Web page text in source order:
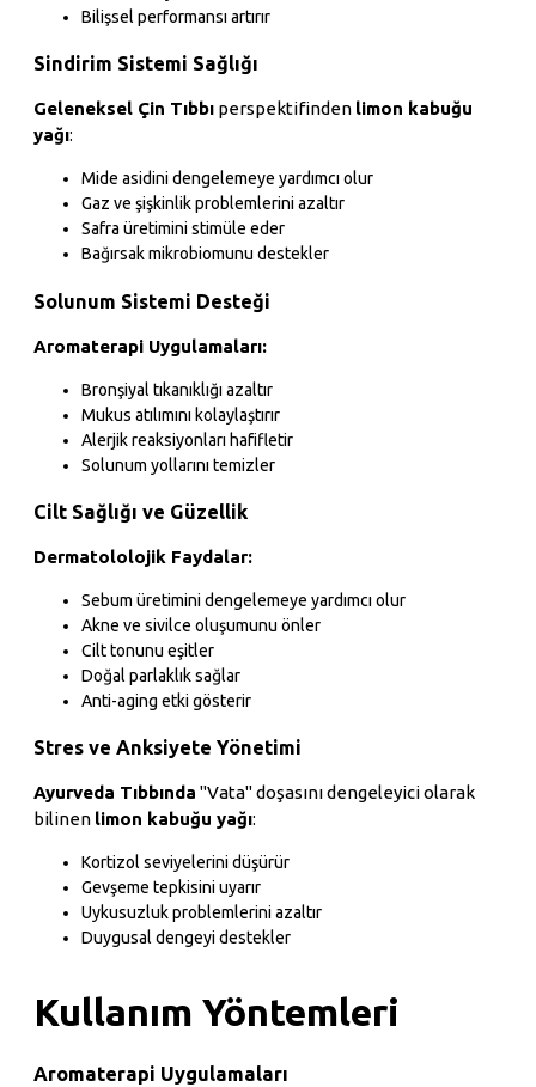
Bilişsel performansı artırır
Sindirim Sistemi Sağlığı
Geleneksel Çin Tıbbı perspektifinden limon kabuğu
yağı:
Mide asidini dengelemeye yardımcı olur
Gaz ve şişkinlik problemlerini azaltır
Safra üretimini stimüle eder
Bağırsak mikrobiomunu destekler
Solunum Sistemi Desteği
Aromaterapi Uygulamaları:
Bronşiyal tıkanıklığı azaltır
Mukus atılımını kolaylaştırır
Alerjik reaksiyonları hafifletir
Solunum yollarını temizler
Cilt Sağlığı ve Güzellik
Dermatololojik Faydalar:
Sebum üretimini dengelemeye yardımcı olur
Akne ve sivilce oluşumunu önler
Cilt tonunu eşitler
Doğal parlaklık sağlar
Anti-aging etki gösterir
Stres ve Anksiyete Yönetimi
Ayurveda Tıbbında "Vata" doşasını dengeleyici olarak
bilinen limon kabuğu yağı:
Kortizol seviyelerini düşürür
Gevşeme tepkisini uyarır
Uykusuzluk problemlerini azaltır
Duygusal dengeyi destekler
Kullanım Yöntemleri
Aromaterapi Uygulamaları